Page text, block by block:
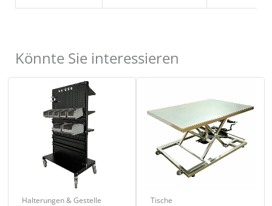
Könnte Sie interessieren
Halterungen & Gestelle Tische